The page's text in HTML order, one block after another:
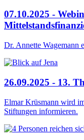
07.10.2025 -
Dr. Annette Wagemann
26.09.2025 - 13.
Elmar Krüsmann wird
Stiftungen informieren.